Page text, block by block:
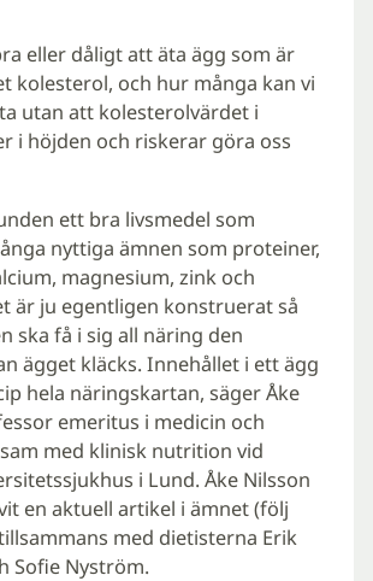
eller dåligt att äta ägg som är
kolesterol, och hur många kan vi
utan att kolesterolvärdet i
i höjden och riskerar göra oss
ett bra livsmedel som
nyttiga ämnen som proteiner,
magnesium, zink och
är ju egentligen konstruerat så
ska få i sig all näring den
ägget kläcks. Innehållet i ett ägg
hela näringskartan, säger Åke
emeritus i medicin och
med klinisk nutrition vid
i Lund. Åke Nilsson
en aktuell artikel i ämnet (följ
med dietisterna Erik
Sofie Nyström.